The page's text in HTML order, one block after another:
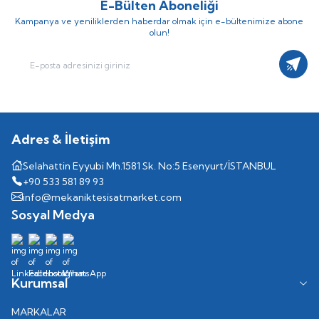
E-Bülten Aboneliği
Kampanya ve yeniliklerden haberdar olmak için e-bültenimize abone
olun!
Adres & İletişim
Selahattin Eyyubi Mh.1581 Sk. No:5 Esenyurt/İSTANBUL
+90 533 581 89 93
info@mekaniktesisatmarket.com
Sosyal Medya
Kurumsal
MARKALAR